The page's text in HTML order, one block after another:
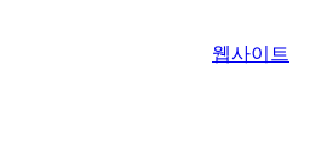
웹사이트